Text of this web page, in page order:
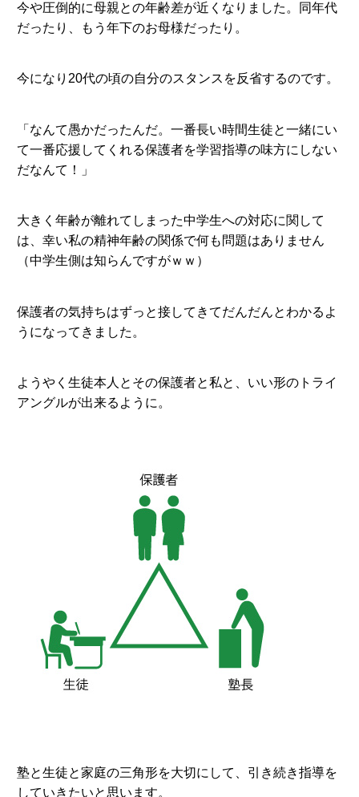
今や圧倒的に母親との年齢差が近くなりました。同年代
だったり、もう年下のお母様だったり。
今になり20代の頃の自分のスタンスを反省するのです。
「なんて愚かだったんだ。一番長い時間生徒と一緒にい
て一番応援してくれる保護者を学習指導の味方にしない
だなんて！」
大きく年齢が離れてしまった中学生への対応に関して
は、幸い私の精神年齢の関係で何も問題はありません
（中学生側は知らんですがｗｗ）
保護者の気持ちはずっと接してきてだんだんとわかるよ
うになってきました。
ようやく生徒本人とその保護者と私と、いい形のトライ
アングルが出来るように。
塾と生徒と家庭の三角形を大切にして、引き続き指導を
していきたいと思います。